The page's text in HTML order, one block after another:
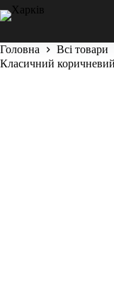
Головна
Всі товари
Класичний